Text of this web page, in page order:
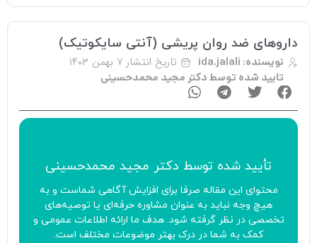
داروهای ضد روان پریشی (آنتی سایکوتیک)
نویسنده: ida.jalali تاریخ انتشار ۷ بهمن ۱۴۰۳
تایید شده توسط دکتر مجید محمدحسینی
تأیید‌‌‌‌‌‌‌ شده توسط دکتر مجید محمدحسینی
محتوای این مقاله صرفا برای افزایش آگاهی شماست و به
هیچ وجه نباید به عنوان مشاوره حرفه‌ای یا توصیه‌های
تخصصی در نظر گرفته شود. هدف ما ارائه اطلاعات عمومی و
کمک به شما در درک بهتر موضوعات مختلف است.